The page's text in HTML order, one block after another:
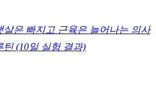
살은 빠지고 근육은 늘어나는 의사
틴 (10일 실험 결과)